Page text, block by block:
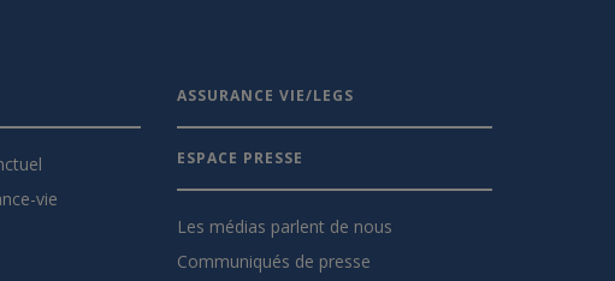
vie
ASSURANCE VIE/LEGS
ESPACE PRESSE
Les médias parlent de nous
Communiqués de presse